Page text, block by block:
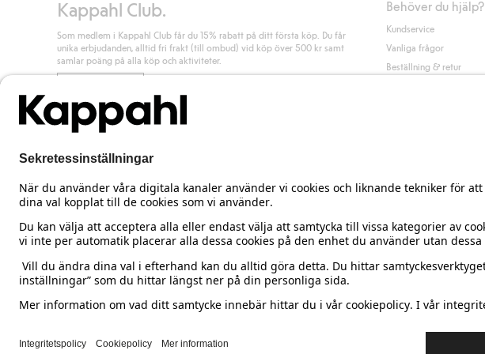
Kappahl Club.
Som medlem i Kappahl Club får du 15% rabatt på ditt första köp. Du får
unika erbjudanden, alltid fri frakt (till ombud) vid köp över 500 kr samt
samlar poäng på alla köp och aktiviteter.
Behöver du hjälp?
Kundservice
Vanliga frågor
Beställning & retur
Sweden Ändra land
Cookies